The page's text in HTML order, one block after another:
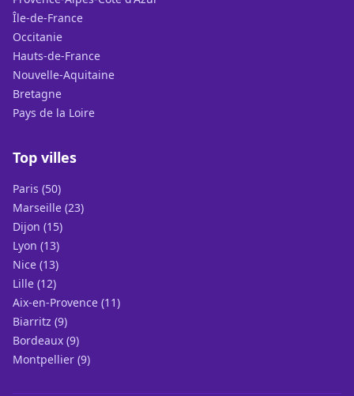
Île-de-France
Occitanie
Hauts-de-France
Nouvelle-Aquitaine
Bretagne
Pays de la Loire
Top villes
Paris (50)
Marseille (23)
Dijon (15)
Lyon (13)
Nice (13)
Lille (12)
Aix-en-Provence (11)
Biarritz (9)
Bordeaux (9)
Montpellier (9)